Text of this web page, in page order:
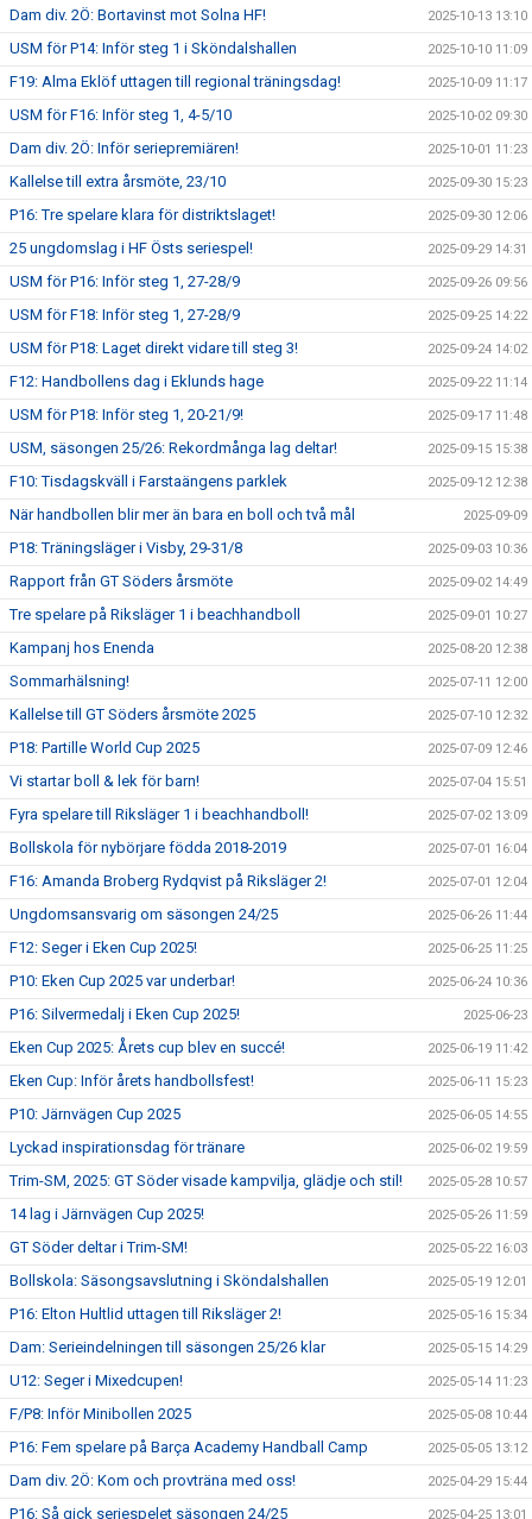
Dam div. 2Ö: Bortavinst mot Solna HF! 2025-10-13 13:10
USM för P14: Inför steg 1 i Sköndalshallen 2025-10-10 11:09
F19: Alma Eklöf uttagen till regional träningsdag! 2025-10-09 11:17
USM för F16: Inför steg 1, 4-5/10 2025-10-02 09:30
Dam div. 2Ö: Inför seriepremiären! 2025-10-01 11:23
Kallelse till extra årsmöte, 23/10 2025-09-30 15:23
P16: Tre spelare klara för distriktslaget! 2025-09-30 12:06
25 ungdomslag i HF Östs seriespel! 2025-09-29 14:31
USM för P16: Inför steg 1, 27-28/9 2025-09-26 09:56
USM för F18: Inför steg 1, 27-28/9 2025-09-25 14:22
USM för P18: Laget direkt vidare till steg 3! 2025-09-24 14:02
F12: Handbollens dag i Eklunds hage 2025-09-22 11:14
USM för P18: Inför steg 1, 20-21/9! 2025-09-17 11:48
USM, säsongen 25/26: Rekordmånga lag deltar! 2025-09-15 15:38
F10: Tisdagskväll i Farstaängens parklek 2025-09-12 12:38
När handbollen blir mer än bara en boll och två mål 2025-09-09
P18: Träningsläger i Visby, 29-31/8 2025-09-03 10:36
Rapport från GT Söders årsmöte 2025-09-02 14:49
Tre spelare på Riksläger 1 i beachhandboll 2025-09-01 10:27
Kampanj hos Enenda 2025-08-20 12:38
Sommarhälsning! 2025-07-11 12:00
Kallelse till GT Söders årsmöte 2025 2025-07-10 12:32
P18: Partille World Cup 2025 2025-07-09 12:46
Vi startar boll & lek för barn! 2025-07-04 15:51
Fyra spelare till Riksläger 1 i beachhandboll! 2025-07-02 13:09
Bollskola för nybörjare födda 2018-2019 2025-07-01 16:04
F16: Amanda Broberg Rydqvist på Riksläger 2! 2025-07-01 12:04
Ungdomsansvarig om säsongen 24/25 2025-06-26 11:44
F12: Seger i Eken Cup 2025! 2025-06-25 11:25
P10: Eken Cup 2025 var underbar! 2025-06-24 10:36
P16: Silvermedalj i Eken Cup 2025! 2025-06-23
Eken Cup 2025: Årets cup blev en succé! 2025-06-19 11:42
Eken Cup: Inför årets handbollsfest! 2025-06-11 15:23
P10: Järnvägen Cup 2025 2025-06-05 14:55
Lyckad inspirationsdag för tränare 2025-06-02 19:59
Trim-SM, 2025: GT Söder visade kampvilja, glädje och stil! 2025-05-28 10:57
14 lag i Järnvägen Cup 2025! 2025-05-26 11:59
GT Söder deltar i Trim-SM! 2025-05-22 16:03
Bollskola: Säsongsavslutning i Sköndalshallen 2025-05-19 12:01
P16: Elton Hultlid uttagen till Riksläger 2! 2025-05-16 15:34
Dam: Serieindelningen till säsongen 25/26 klar 2025-05-15 14:29
U12: Seger i Mixedcupen! 2025-05-14 11:23
F/P8: Inför Minibollen 2025 2025-05-08 10:44
P16: Fem spelare på Barça Academy Handball Camp 2025-05-05 13:12
Dam div. 2Ö: Kom och provträna med oss! 2025-04-29 15:44
P16: Så gick seriespelet säsongen 24/25 2025-04-25 13:01